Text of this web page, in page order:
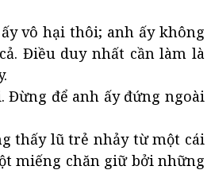
vô hại thôi; anh ấy không
Điều duy nhất cần làm là
Đừng để anh ấy đứng ngoài
thấy lũ trẻ nhảy từ một cái
miếng chăn giữ bởi những